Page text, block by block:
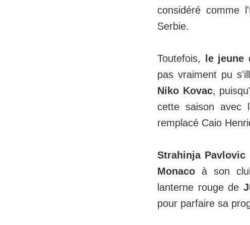
considéré comme
Serbie.
Toutefois, le jeune
pas vraiment pu
Niko Kovac,
cette saison avec
remplacé Caio
Strahinja Pavlovic
Monaco à son
lanterne rouge de
pour parfaire sa